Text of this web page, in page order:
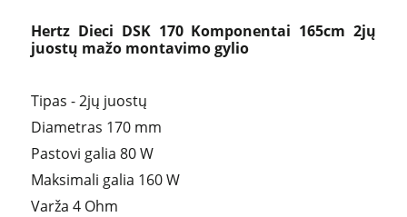
Hertz Dieci DSK 170 Komponentai 165cm 2jų
juostų mažo montavimo gylio
Tipas - 2jų juostų
Diametras 170 mm
Pastovi galia 80 W
Maksimali galia 160 W
Varža 4 Ohm